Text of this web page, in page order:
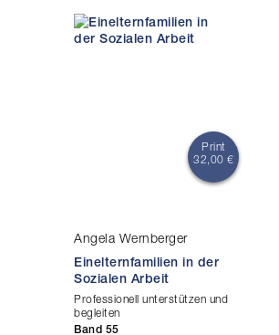
Print
32,00 €
Angela Wernberger
Einelternfamilien in der
Sozialen Arbeit
Professionell unterstützen und
begleiten
Band 55